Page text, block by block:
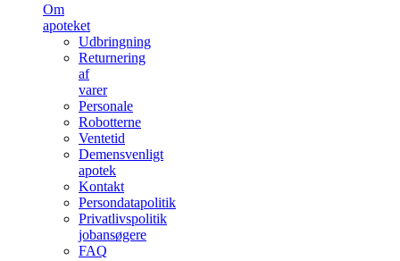
Om
apoteket
Udbringning
Returnering
af
varer
Personale
Robotterne
Ventetid
Demensvenligt
apotek
Kontakt
Persondatapolitik
Privatlivspolitik
jobansøgere
FAQ